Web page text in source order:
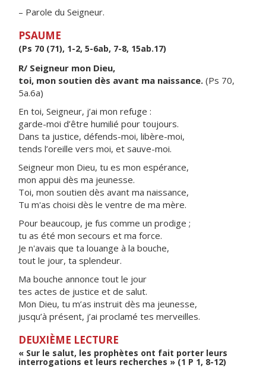
– Parole du Seigneur.
PSAUME
(Ps 70 (71), 1-2, 5-6ab, 7-8, 15ab.17)
R/ Seigneur mon Dieu,
toi, mon soutien dès avant ma naissance. (Ps 70,
5a.6a)
En toi, Seigneur, j’ai mon refuge :
garde-moi d’être humilié pour toujours.
Dans ta justice, défends-moi, libère-moi,
tends l’oreille vers moi, et sauve-moi.
Seigneur mon Dieu, tu es mon espérance,
mon appui dès ma jeunesse.
Toi, mon soutien dès avant ma naissance,
Tu m'as choisi dès le ventre de ma mère.
Pour beaucoup, je fus comme un prodige ;
tu as été mon secours et ma force.
Je n'avais que ta louange à la bouche,
tout le jour, ta splendeur.
Ma bouche annonce tout le jour
tes actes de justice et de salut.
Mon Dieu, tu m’as instruit dès ma jeunesse,
jusqu’à présent, j’ai proclamé tes merveilles.
DEUXIÈME LECTURE
« Sur le salut, les prophètes ont fait porter leurs
interrogations et leurs recherches » (1 P 1, 8-12)